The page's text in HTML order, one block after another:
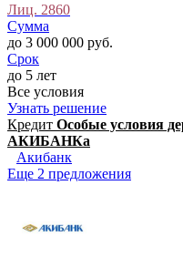
Лиц. 2860
Сумма
до 3 000 000 руб.
Срок
до 5 лет
Все условия
Узнать решение
Кредит Особые условия
АКИБАНКа
Акибанк
Еще 2 предложения